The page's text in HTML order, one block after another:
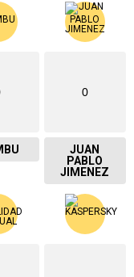
0
JUAN
PABLO
JIMENEZ